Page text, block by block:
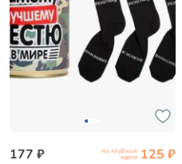
177 ₽ по клубной
карте 125 ₽